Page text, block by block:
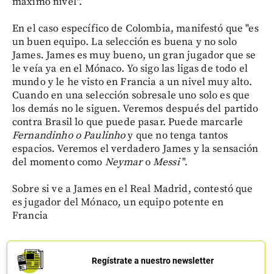
En el caso específico de Colombia, manifestó que "es
un buen equipo. La selección es buena y no solo
James. James es muy bueno, un gran jugador que se
le veía ya en el Mónaco. Yo sigo las ligas de todo el
mundo y le he visto en Francia a un nivel muy alto.
Cuando en una selección sobresale uno solo es que
los demás no le siguen. Veremos después del partido
contra Brasil lo que puede pasar. Puede marcarle
Fernandinho o Paulinhoy que no tenga tantos
espacios. Veremos el verdadero James y la sensación
del momento como NeymaroMessi".
Sobre si ve a James en el Real Madrid, contestó que
es jugador del Mónaco, un equipo potente en
Francia
Regístrate a nuestro newsletter